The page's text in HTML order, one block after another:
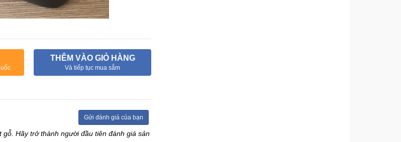
THÊM VÀO GIỎ HÀNG
Và tiếp tục mua sắm
Gửi đánh giá của bạn
Hãy trở thành người đầu tiên đánh giá sản